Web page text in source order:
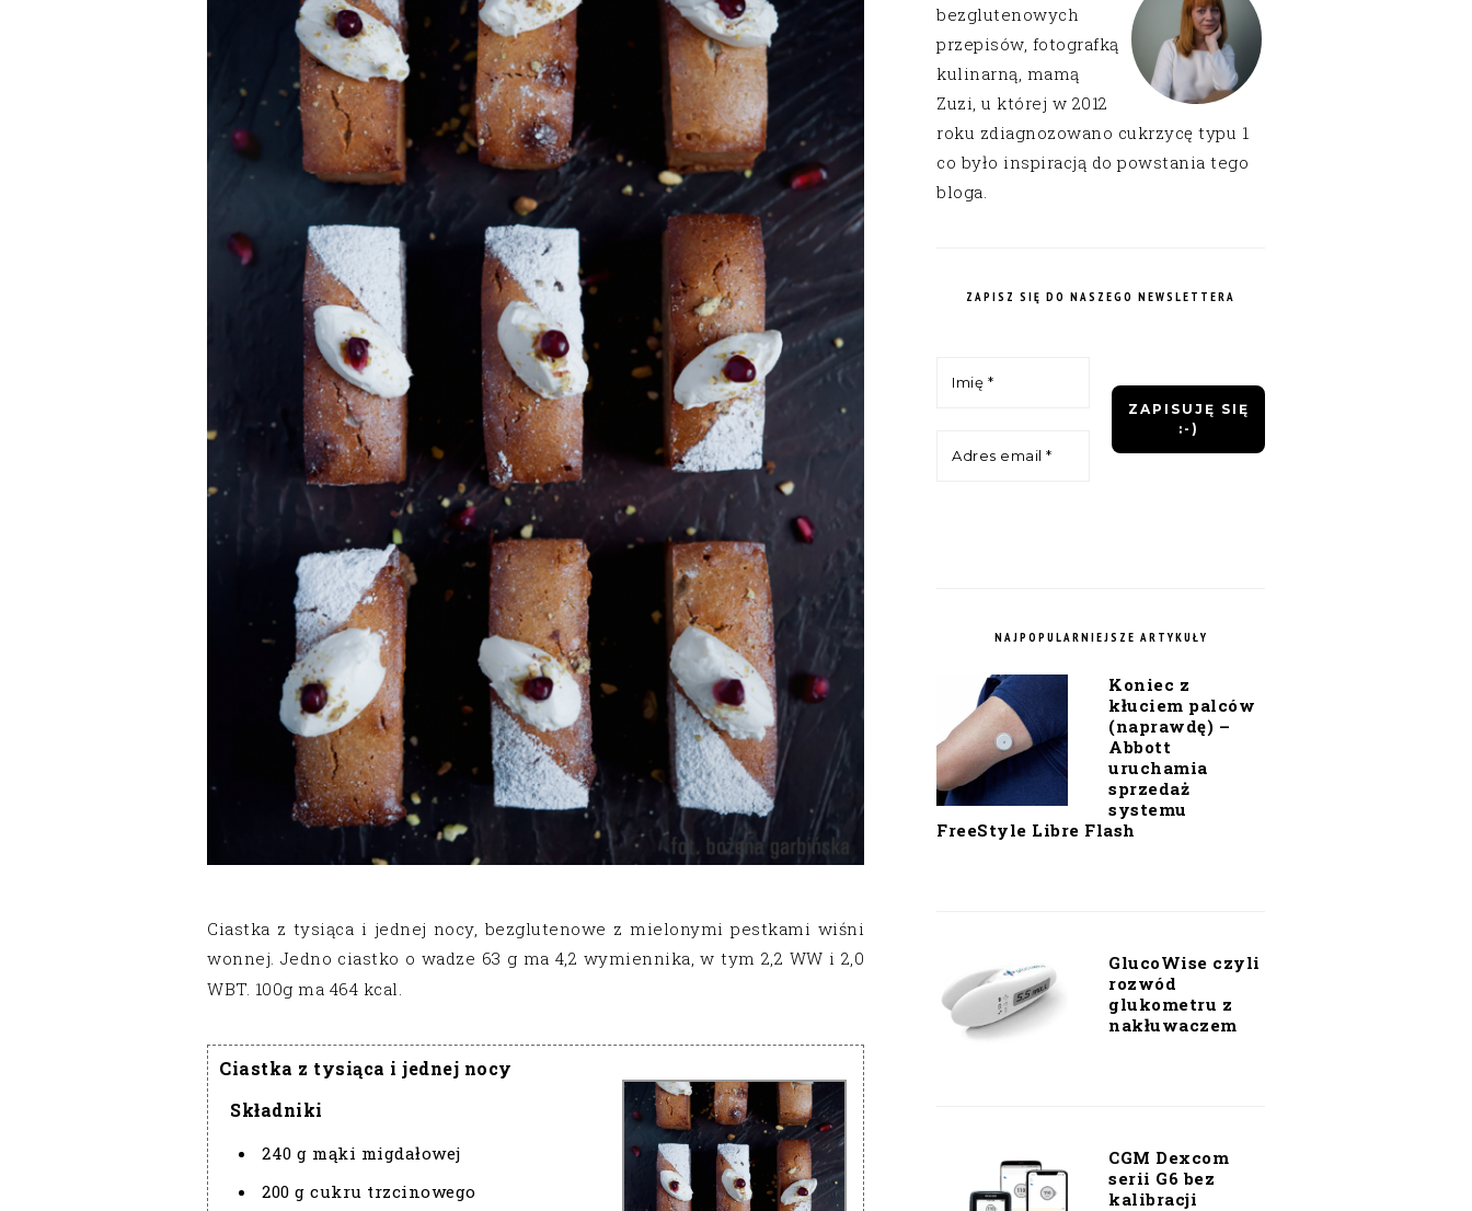
Ciastka z tysiąca i jednej nocy, bezglutenowe z mielonymi pestkami wiśni
wonnej. Jedno ciastko o wadze 63 g ma 4,2 wymiennika, w tym 2,2 WW i 2,0
WBT. 100g ma 464 kcal.
Ciastka z tysiąca i jednej nocy
Składniki
240 g mąki migdałowej
200 g cukru trzcinowego
bezglutenowych
przepisów, fotografką
kulinarną, mamą
Zuzi, u której w 2012
roku zdiagnozowano cukrzycę typu 1
co było inspiracją do powstania tego
bloga.
ZAPISZ SIĘ DO NASZEGO NEWSLETTERA
NAJPOPULARNIEJSZE ARTYKUŁY
Koniec z
kłuciem palców
(naprawdę) –
Abbott
uruchamia
sprzedaż
systemu
FreeStyle Libre Flash
GlucoWise czyli
rozwód
glukometru z
nakłuwaczem
CGM Dexcom
serii G6 bez
kalibracji